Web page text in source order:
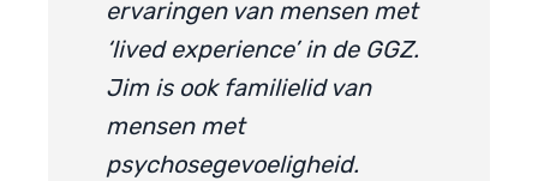
ervaringen van mensen met
‘lived experience’ in de GGZ.
Jim is ook familielid van
mensen met
psychosegevoeligheid.